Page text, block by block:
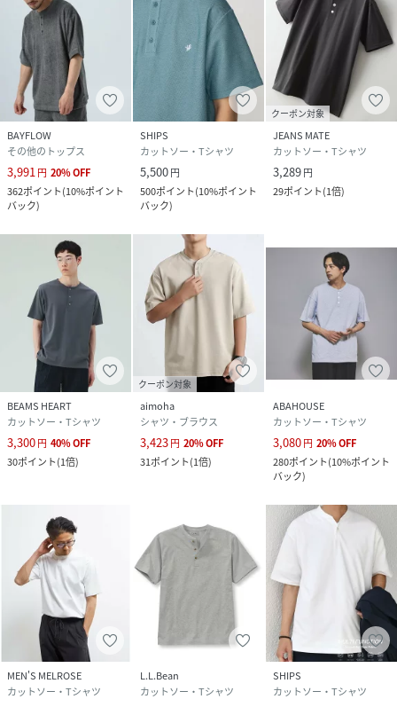
BAYFLOW
その他のトップス
3,991円 20%OFF
362ポイント(10%ポイント
バック)
SHIPS
カットソー・Tシャツ
5,500円
500ポイント(10%ポイント
バック)
クーポン対象
JEANS MATE
カットソー・Tシャツ
3,289円
29ポイント(1倍)
BEAMS HEART
カットソー・Tシャツ
3,300円 40%OFF
30ポイント(1倍)
クーポン対象
aimoha
シャツ・ブラウス
3,423円 20%OFF
31ポイント(1倍)
ABAHOUSE
カットソー・Tシャツ
3,080円 20%OFF
280ポイント(10%ポイント
バック)
MEN'S MELROSE
カットソー・Tシャツ
L.L.Bean
カットソー・Tシャツ
SHIPS
カットソー・Tシャツ